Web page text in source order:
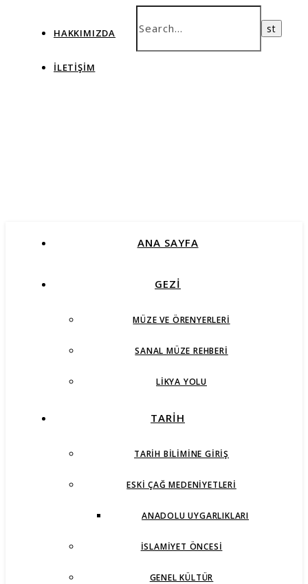
HAKKIMIZDA
İLETIŞIM
ANA SAYFA
GEZİ
MÜZE VE ÖRENYERLERI
SANAL MÜZE REHBERI
LIKYA YOLU
TARİH
TARIH BILIMINE GIRIŞ
ESKI ÇAĞ MEDENIYETLERI
ANADOLU UYGARLIKLARI
İSLAMIYET ÖNCESI
GENEL KÜLTÜR